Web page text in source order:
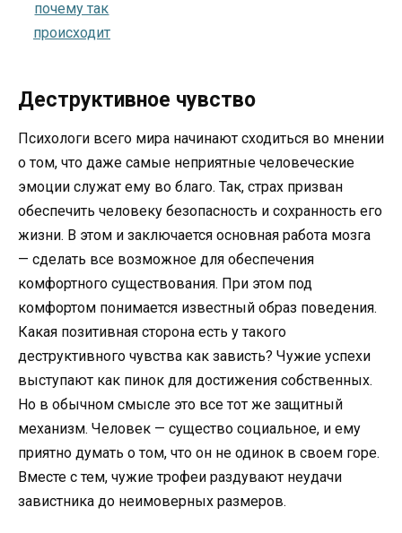
Деструктивное чувство
Психологи всего мира начинают сходиться во мнении
о том, что даже самые неприятные человеческие
эмоции служат ему во благо. Так, страх призван
обеспечить человеку безопасность и сохранность его
жизни. В этом и заключается основная работа мозга
— сделать все возможное для обеспечения
комфортного существования. При этом под
комфортом понимается известный образ поведения.
Какая позитивная сторона есть у такого
деструктивного чувства как зависть? Чужие успехи
выступают как пинок для достижения собственных.
Но в обычном смысле это все тот же защитный
механизм. Человек — существо социальное, и ему
приятно думать о том, что он не одинок в своем горе.
Вместе с тем, чужие трофеи раздувают неудачи
завистника до неимоверных размеров.